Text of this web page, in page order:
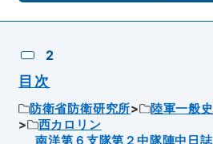
2
目次
防衛省防衛研究所 陸軍一般
西カロリン
南洋第６支隊第２中隊陣中日